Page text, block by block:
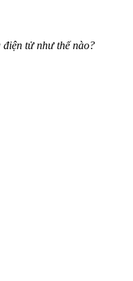
tử như thế nào?